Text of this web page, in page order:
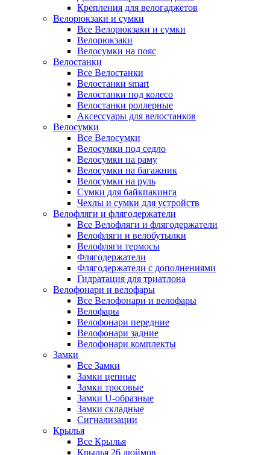
Крепления для велогаджетов
Велорюкзаки и сумки
Все Велорюкзаки и сумки
Велорюкзаки
Велосумки на пояс
Велостанки
Все Велостанки
Велостанки smart
Велостанки под колесо
Велостанки роллерные
Аксессуары для велостанков
Велосумки
Все Велосумки
Велосумки под седло
Велосумки на раму
Велосумки на багажник
Велосумки на руль
Сумки для байкпакинга
Чехлы и сумки для устройств
Велофляги и флягодержатели
Все Велофляги и флягодержатели
Велофляги и велобутылки
Велофляги термосы
Флягодержатели
Флягодержатели с дополнениями
Гидратация для триатлона
Велофонари и велофары
Все Велофонари и велофары
Велофары
Велофонари передние
Велофонари задние
Велофонари комплекты
Замки
Все Замки
Замки цепные
Замки тросовые
Замки U-образные
Замки складные
Сигнализации
Крылья
Все Крылья
Крылья 26 дюймов